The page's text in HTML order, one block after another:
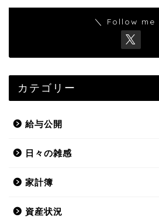
＼ Follow me
カテゴリー
給与公開
日々の雑感
家計簿
資産状況